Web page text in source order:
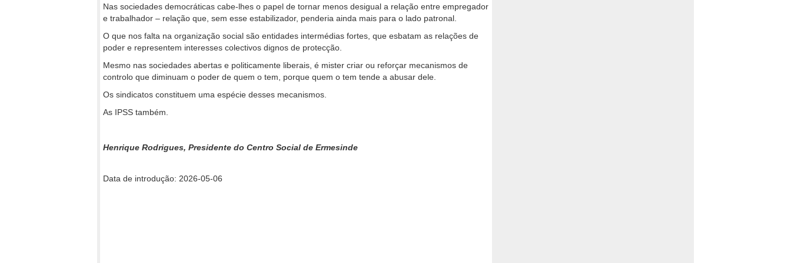
Nas sociedades democráticas cabe-lhes o papel de tornar menos desigual a relação entre empregador
e trabalhador – relação que, sem esse estabilizador, penderia ainda mais para o lado patronal.
O que nos falta na organização social são entidades intermédias fortes, que esbatam as relações de
poder e representem interesses colectivos dignos de protecção.
Mesmo nas sociedades abertas e politicamente liberais, é mister criar ou reforçar mecanismos de
controlo que diminuam o poder de quem o tem, porque quem o tem tende a abusar dele.
Os sindicatos constituem uma espécie desses mecanismos.
As IPSS também.
Henrique Rodrigues, Presidente do Centro Social de Ermesinde
Data de introdução: 2026-05-06